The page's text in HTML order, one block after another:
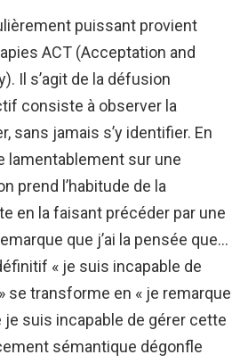
puissant provient
ACT (Acceptation and
Il s’agit de la défusion
consiste à observer la
sans jamais s’y identifier. En
lamentablement sur une
prend l’habitude de la
en la faisant précéder par une
que j’ai la pensée que…
« je suis incapable de
se transforme en « je remarque
je suis incapable de gérer cette
sémantique dégonfle